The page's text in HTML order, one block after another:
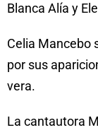
Blanca Alía y
Celia Mancebo
por sus
vera.
La cantautora